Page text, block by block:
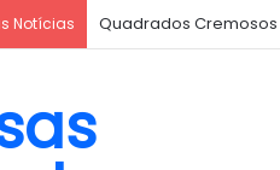
Notícias Quadrados